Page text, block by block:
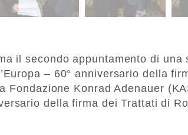
il secondo appuntamento di una
– 60° anniversario della
Fondazione Konrad Adenauer
della firma dei Trattati di